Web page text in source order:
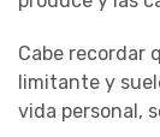
Cabe recordar
limitante y
vida personal,